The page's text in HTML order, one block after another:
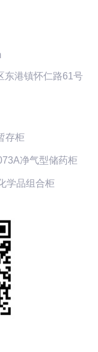
东港镇怀仁路61号
存柜
净气型储药柜
学品组合柜